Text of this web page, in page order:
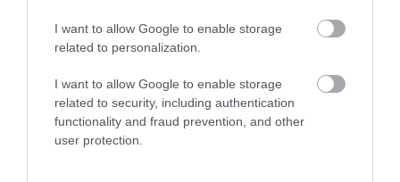
I want to allow Google to enable storage
related to personalization.
I want to allow Google to enable storage
related to security, including authentication
functionality and fraud prevention, and other
user protection.